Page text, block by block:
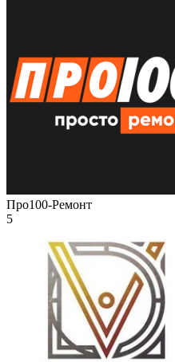
Про100-Ремонт
5